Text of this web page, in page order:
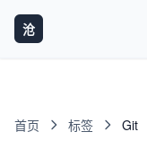
沧
首页 标签 Git